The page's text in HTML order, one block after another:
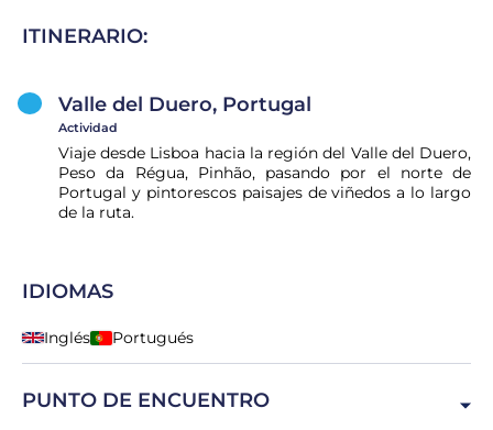
ITINERARIO:
Valle del Duero, Portugal
Actividad
Viaje desde Lisboa hacia la región del Valle del Duero,
Peso da Régua, Pinhão, pasando por el norte de
Portugal y pintorescos paisajes de viñedos a lo largo
de la ruta.
IDIOMAS
Inglés Portugués
PUNTO DE ENCUENTRO